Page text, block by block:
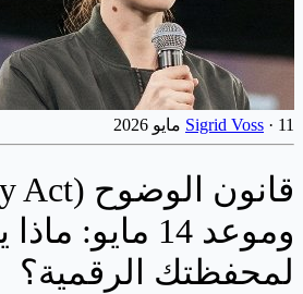
Sigrid Voss · 11 مايو 2026
وموعد 14 مايو:
لمحفظتك الرقمية؟